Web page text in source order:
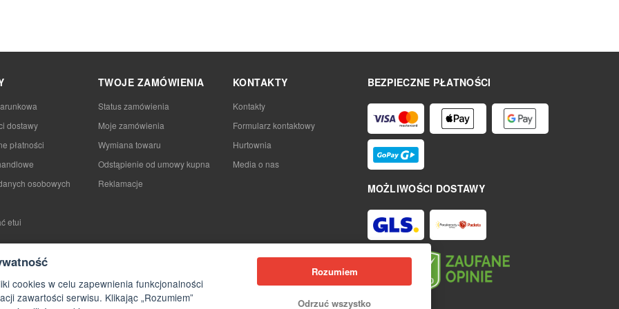
BEZPIECZNE PŁATNOŚCI
MOŻLIWOŚCI DOSTAWY
dostawy
płatności
osobowych
etui
TWOJE ZAMÓWIENIA
Status zamówienia
Moje zamówienia
Wymiana towaru
Odstąpienie od umowy kupna
Reklamacje
KONTAKTY
Kontakty
Formularz kontaktowy
Hurtownia
Media o nas
cookies w celu zapewnienia funkcjonalności
zawartości serwisu. Klikając „Rozumiem”
Rozumiem
Odrzuć wszystko